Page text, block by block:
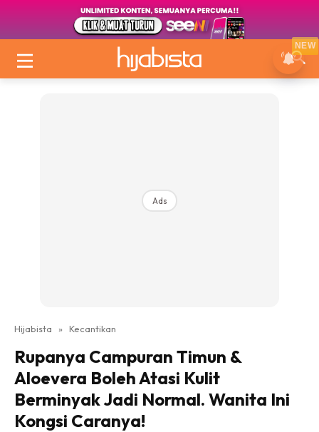
Ads
Hijabista » Kecantikan
Rupanya Campuran Timun &
Aloevera Boleh Atasi Kulit
Berminyak Jadi Normal. Wanita Ini
Kongsi Caranya!
NEW